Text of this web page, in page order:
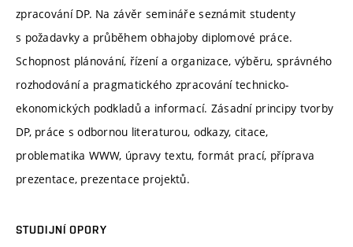
zpracování DP. Na závěr semináře seznámit studenty
s požadavky a průběhem obhajoby diplomové práce.
Schopnost plánování, řízení a organizace, výběru, správného
rozhodování a pragmatického zpracování technicko-
ekonomických podkladů a informací. Zásadní principy tvorby
DP, práce s odbornou literaturou, odkazy, citace,
problematika WWW, úpravy textu, formát prací, příprava
prezentace, prezentace projektů.
STUDIJNÍ OPORY